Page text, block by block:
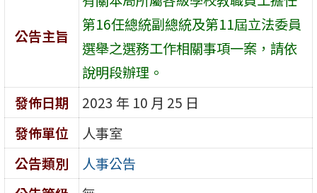
公告主旨
第16任總統副總統及第11屆立法委員
選舉之選務工作相關事項一案，請依
說明段辦理。
發佈日期
2023 年 10 月 25 日
發佈單位
人事室
公告類別
人事公告